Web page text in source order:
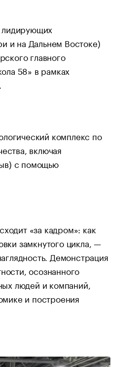
лидирующих
и на Дальнем Востоке)
главного
58» в рамках
комплекс по
включая
с помощью
«за кадром»: как
замкнутого цикла, —
Демонстрация
осознанного
людей и компаний,
и построения